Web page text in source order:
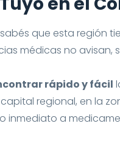
sabés que esta región
médicas no avisan,
rápido y fácil
regional, en la
inmediato a